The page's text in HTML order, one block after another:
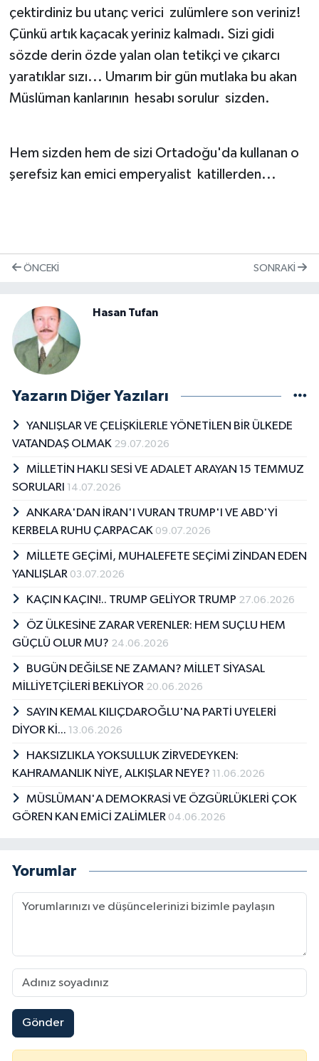
çektirdiniz bu utanç verici zulümlere son veriniz!
Çünkü artık kaçacak yeriniz kalmadı. Sizi gidi
sözde derin özde yalan olan tetikçi ve çıkarcı
yaratıklar sızı... Umarım bir gün mutlaka bu akan
Müslüman kanlarının hesabı sorulur sizden.
Hem sizden hem de sizi Ortadoğu'da kullanan o
şerefsiz kan emici emperyalist katillerden...
ÖNCEKI SONRAKI
Hasan Tufan
Yazarın Diğer Yazıları
YANLIŞLAR VE ÇELİŞKİLERLE YÖNETİLEN BİR ÜLKEDE
VATANDAŞ OLMAK 29.07.2026
MİLLETİN HAKLI SESİ VE ADALET ARAYAN 15 TEMMUZ
SORULARI 14.07.2026
ANKARA'DAN İRAN'I VURAN TRUMP'I VE ABD'Yİ
KERBELA RUHU ÇARPACAK 09.07.2026
MİLLETE GEÇİMİ, MUHALEFETE SEÇİMİ ZİNDAN EDEN
YANLIŞLAR 03.07.2026
KAÇIN KAÇIN!.. TRUMP GELİYOR TRUMP 27.06.2026
ÖZ ÜLKESİNE ZARAR VERENLER: HEM SUÇLU HEM
GÜÇLÜ OLUR MU? 24.06.2026
BUGÜN DEĞİLSE NE ZAMAN? MİLLET SİYASAL
MİLLİYETÇİLERİ BEKLİYOR 20.06.2026
SAYIN KEMAL KILIÇDAROĞLU'NA PARTİ UYELERİ
DİYOR Kİ... 13.06.2026
HAKSIZLIKLA YOKSULLUK ZİRVEDEYKEN:
KAHRAMANLIK NİYE, ALKIŞLAR NEYE? 11.06.2026
MÜSLÜMAN'A DEMOKRASİ VE ÖZGÜRLÜKLERİ ÇOK
GÖREN KAN EMİCİ ZALİMLER 04.06.2026
Yorumlar
Gönder